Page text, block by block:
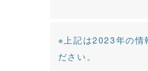
※上記は2023年の情
ださい。